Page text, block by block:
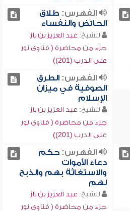
الفهرس: طلاق
الحائض والنفساء
للشيخ: عبد العزيز بن باز
جزء من محاضرة ( فتاوى نور
على الدرب (201))
الفهرس:الطرق
الصوفية في ميزان
الإسلام
للشيخ: عبد العزيز بن باز
جزء من محاضرة ( فتاوى نور
على الدرب (201))
الفهرس:حكم
دعاء الأموات
والاستغاثة بهم والذبح
لهم
للشيخ: عبد العزيز بن باز
جزء من محاضرة ( فتاوى نور